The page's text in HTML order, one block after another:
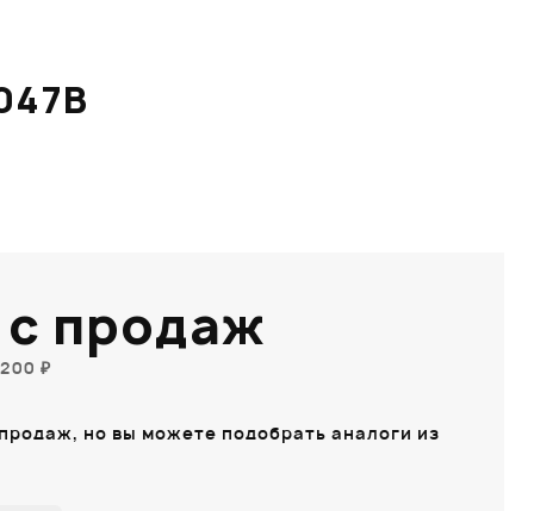
продаж
₽
но вы можете подобрать аналоги из